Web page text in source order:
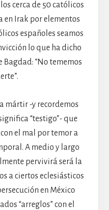
cerca de 50 católicos
en Irak por elementos
españoles seamos
lo que ha dicho
“No tememos
mártir -y recordemos
“testigo”- que
el mal por temor a
A medio y largo
pervivirá será la
a ciertos eclesiásticos
en México
“arreglos” con el